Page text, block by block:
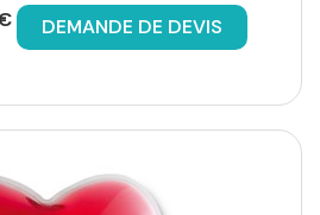
DEMANDE DE DEVIS